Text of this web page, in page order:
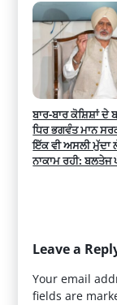
ਬਾਰ-ਬਾਰ ਕੋਸ਼ਿਸ਼ਾਂ ਦੇ
ਧਿਰ ਭਗਵੰਤ ਮਾਨ
ਇੱਕ ਵੀ ਅਸਲੀ ਮੁੱਦਾ
ਨਾਕਾਮ ਰਹੀ: ਬਲਤੇਜ
Leave a
Your email
fields are